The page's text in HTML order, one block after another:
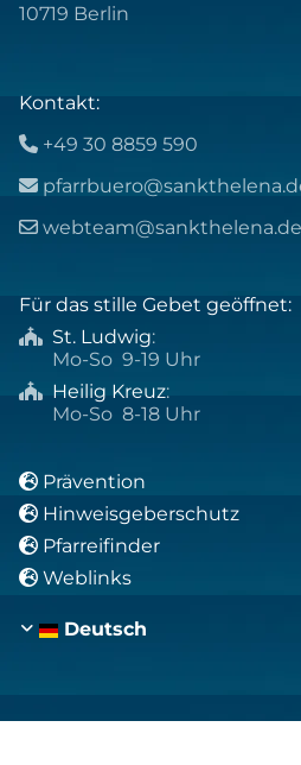
10719 Berlin
Kontakt:
 +49 30 8859 590

 webteam@sankthelena.de
Für das stille Gebet geöffnet:
 St. Ludwig:
Mo-So 9-19 Uhr
 Heilig Kreuz:
Mo-So 8-18 Uhr
 Prävention
 Hinweisgeberschutz
 Pfarreifinder
 Weblinks
Deutsch